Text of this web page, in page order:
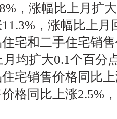
，涨幅比上月扩
，涨幅比上月
宅和二手住宅销
均扩大0.1个百分
宅销售价格同比
格同比上涨2.5%